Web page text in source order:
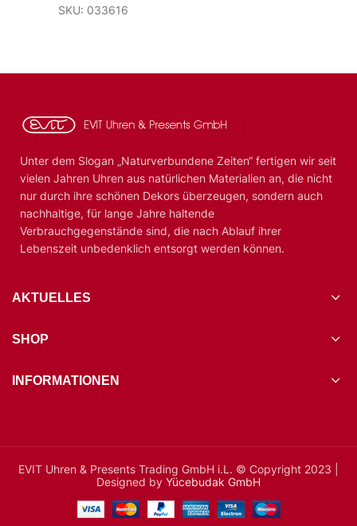
SKU: 033616
Unter dem Slogan „Naturverbundene Zeiten“ fertigen wir seit
vielen Jahren Uhren aus natürlichen Materialien an, die nicht
nur durch ihre schönen Dekors überzeugen, sondern auch
nachhaltige, für lange Jahre haltende
Verbrauchgegenstände sind, die nach Ablauf ihrer
Lebenszeit unbedenklich entsorgt werden können.
AKTUELLES
SHOP
INFORMATIONEN
EVIT Uhren & Presents Trading GmbH i.L. © Copyright 2023 |
Designed by Yücebudak GmbH